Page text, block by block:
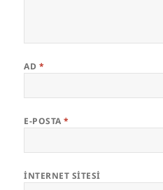
AD *
E-POSTA*
İNTERNET SITESI